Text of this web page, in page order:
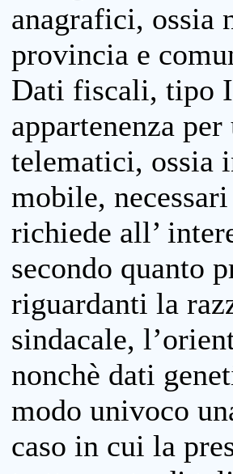
anagrafici, ossia
provincia e
Dati fiscali, tipo
appartenenza
telematici, ossia
mobile,
richiede all’
secondo quanto
riguardanti la
sindacale,
nonchè dati
modo univoco
caso in cui la